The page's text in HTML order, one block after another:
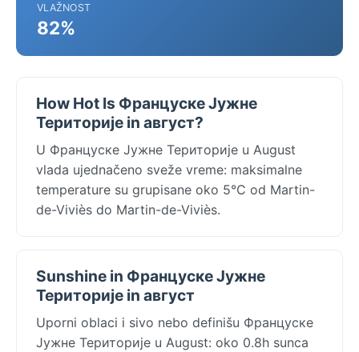
VLAŽNOST
82%
How Hot Is Француске Јужне
Територије in август?
U Француске Јужне Територије u August
vlada ujednačeno sveže vreme: maksimalne
temperature su grupisane oko 5°C od Martin-
de-Viviès do Martin-de-Viviès.
Sunshine in Француске Јужне
Територије in август
Uporni oblaci i sivo nebo definišu Француске
Јужне Територије u August: oko 0.8h sunca